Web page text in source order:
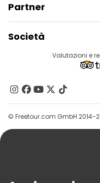
Partner
Accesso Del Fornitore
Programma Di
Società
Destinazioni
Contattaci
Gruppi
Aiuto
Valutazioni e
© Freetour.com GmbH 2014-